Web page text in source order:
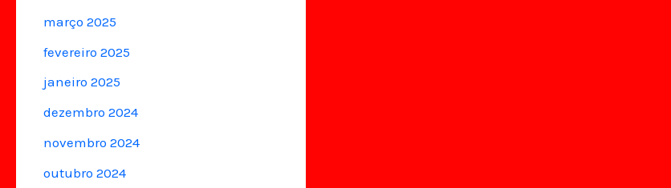
março 2025
fevereiro 2025
janeiro 2025
dezembro 2024
novembro 2024
outubro 2024